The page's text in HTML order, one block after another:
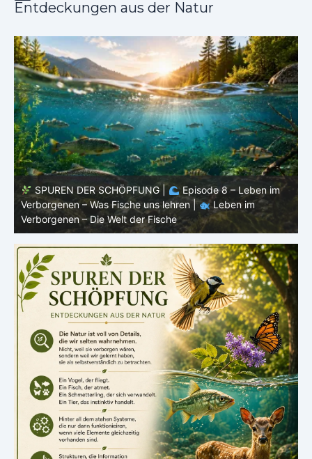
Entdeckungen aus der Natur
SPUREN DER SCHÖPFUNG |
Episode 8 – Leben im
Verborgenen – Was Fische uns lehren |
Leben im
Verborgenen – Die Welt der Fische